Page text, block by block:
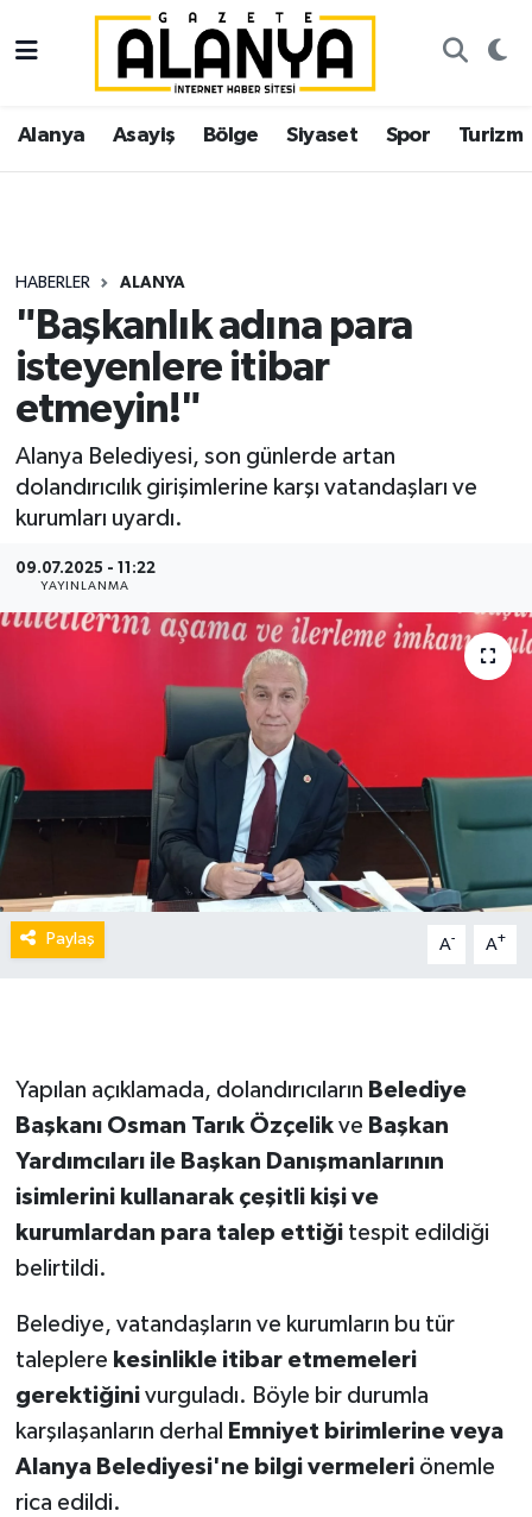
Alanya Asayiş Bölge Siyaset Spor Turizm
HABERLER ALANYA
"Başkanlık adına para
isteyenlere itibar
etmeyin!"
Alanya Belediyesi, son günlerde artan
dolandırıcılık girişimlerine karşı vatandaşları ve
kurumları uyardı.
09.07.2025 - 11:22
YAYINLANMA
Paylaş A- A+
Yapılan açıklamada, dolandırıcıların Belediye
Başkanı Osman Tarık Özçelikve Başkan
Yardımcıları ile Başkan Danışmanlarının
isimlerini kullanarak çeşitli kişi ve
kurumlardan para talep ettiğitespit edildiği
belirtildi.
Belediye, vatandaşların ve kurumların bu tür
taleplere kesinlikle itibar etmemeleri
gerektiğinivurguladı. Böyle bir durumla
karşılaşanların derhal
Emniyet birimlerine veya
Alanya Belediyesi'ne bilgi vermeleriönemle
rica edildi.
Alanya
Asayiş
Siyaset
Spor
Turizm
Ekonomi
Gazipaşa
İstanbul Nöbetçi Eczaneler
İstanbul Hava Durumu
Süper Lig Puan Durumu ve Fikstür
Tüm Manşetler
Son Dakika Haberleri
Haber Arşivi